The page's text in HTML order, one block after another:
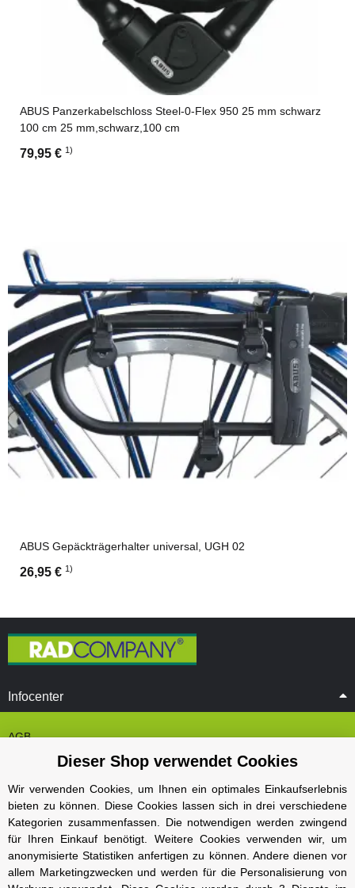
ABUS Panzerkabelschloss Steel-0-Flex 950 25 mm schwarz
100 cm 25 mm,schwarz,100 cm
79,95 € 1)
ABUS Gepäckträgerhalter universal, UGH 02
26,95 € 1)
Infocenter
AGB
Cookie Einstelungen
Datenschutz
Impressum
Kontakt und Öffnungszeiten
Versand und Zahlungsarten
Widerrufsbelehrung
Dieser Shop verwendet Cookies
Wir verwenden Cookies, um Ihnen ein optimales Einkaufserlebnis
bieten zu können. Diese Cookies lassen sich in drei verschiedene
Kategorien zusammenfassen. Die notwendigen werden zwingend
für Ihren Einkauf benötigt. Weitere Cookies verwenden wir, um
anonymisierte Statistiken anfertigen zu können. Andere dienen vor
allem Marketingzwecken und werden für die Personalisierung von